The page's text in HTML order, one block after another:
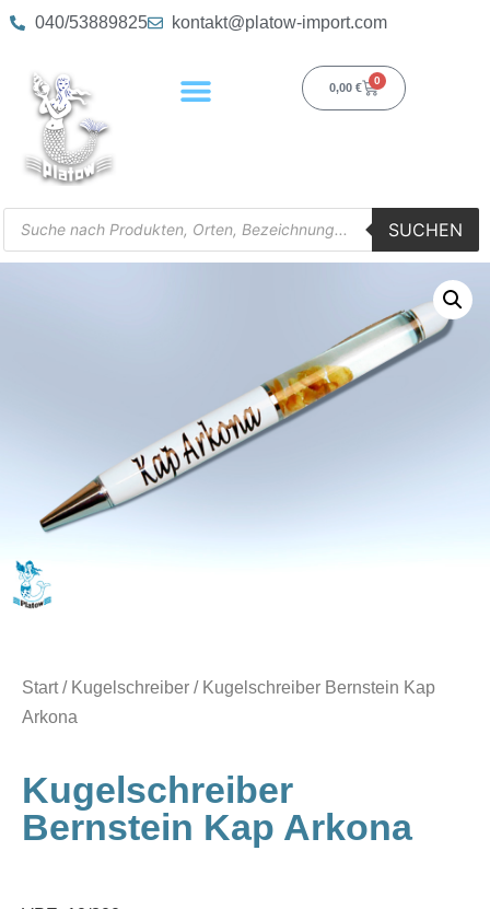
040/53889825 kontakt@platow-import.com
0,00 €
0
SUCHEN
Start/ Kugelschreiber / Kugelschreiber Bernstein Kap
Arkona
Kugelschreiber
Bernstein Kap Arkona